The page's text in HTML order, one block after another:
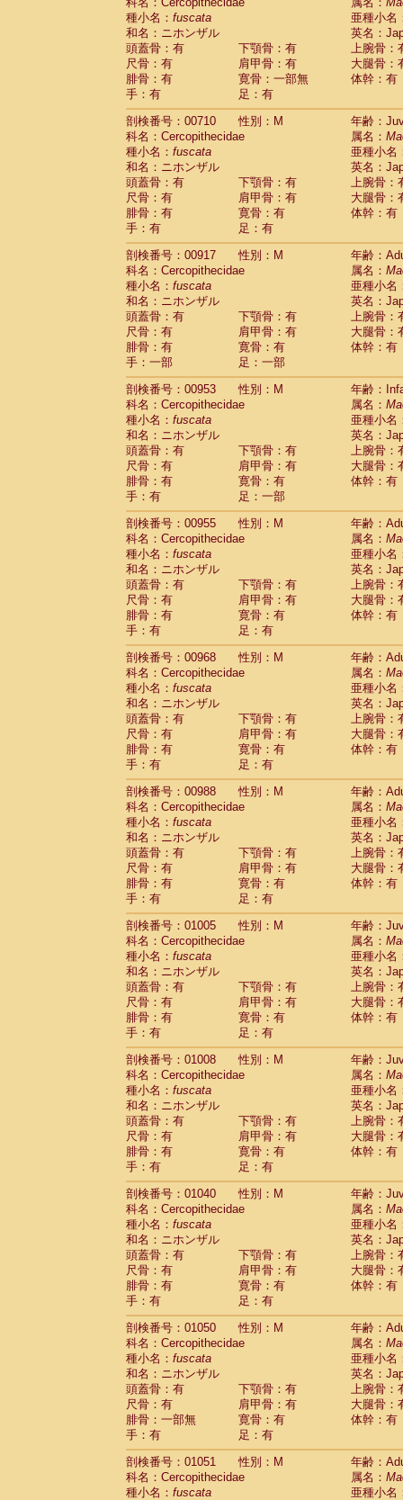
種小名： fuscata
亜種小名
和名：ニホンザル
英名：
頭蓋骨：有
下顎骨：有
上腕骨：
尺骨：有
肩甲骨：有
大腿骨：
腓骨：有
寛骨：一部無
体幹：有
手：有
足：有
剖検番号：00710
性別：M
年齢：
科名：Cercopithecidae
属名：
種小名： fuscata
亜種小名
和名：ニホンザル
英名：
頭蓋骨：有
下顎骨：有
上腕骨：
尺骨：有
肩甲骨：有
大腿骨：
腓骨：有
寛骨：有
体幹：有
手：有
足：有
剖検番号：00917
性別：M
年齢：
科名：Cercopithecidae
属名：
種小名： fuscata
亜種小名
和名：ニホンザル
英名：
頭蓋骨：有
下顎骨：有
上腕骨：
尺骨：有
肩甲骨：有
大腿骨：
腓骨：有
寛骨：有
体幹：有
手：一部
足：一部
剖検番号：00953
性別：M
年齢：
科名：Cercopithecidae
属名：
種小名： fuscata
亜種小名
和名：ニホンザル
英名：
頭蓋骨：有
下顎骨：有
上腕骨：
尺骨：有
肩甲骨：有
大腿骨：
腓骨：有
寛骨：有
体幹：有
手：有
足：一部
剖検番号：00955
性別：M
年齢：
科名：Cercopithecidae
属名：
種小名： fuscata
亜種小名
和名：ニホンザル
英名：
頭蓋骨：有
下顎骨：有
上腕骨：
尺骨：有
肩甲骨：有
大腿骨：
腓骨：有
寛骨：有
体幹：有
手：有
足：有
剖検番号：00968
性別：M
年齢：
科名：Cercopithecidae
属名：
種小名： fuscata
亜種小名
和名：ニホンザル
英名：
頭蓋骨：有
下顎骨：有
上腕骨：
尺骨：有
肩甲骨：有
大腿骨：
腓骨：有
寛骨：有
体幹：有
手：有
足：有
剖検番号：00988
性別：M
年齢：
科名：Cercopithecidae
属名：
種小名： fuscata
亜種小名
和名：ニホンザル
英名：
頭蓋骨：有
下顎骨：有
上腕骨：
尺骨：有
肩甲骨：有
大腿骨：
腓骨：有
寛骨：有
体幹：有
手：有
足：有
剖検番号：01005
性別：M
年齢：
科名：Cercopithecidae
属名：
種小名： fuscata
亜種小名
和名：ニホンザル
英名：
頭蓋骨：有
下顎骨：有
上腕骨：
尺骨：有
肩甲骨：有
大腿骨：
腓骨：有
寛骨：有
体幹：有
手：有
足：有
剖検番号：01008
性別：M
年齢：
科名：Cercopithecidae
属名：
種小名： fuscata
亜種小名
和名：ニホンザル
英名：
頭蓋骨：有
下顎骨：有
上腕骨：
尺骨：有
肩甲骨：有
大腿骨：
腓骨：有
寛骨：有
体幹：有
手：有
足：有
剖検番号：01040
性別：M
年齢：
科名：Cercopithecidae
属名：
種小名： fuscata
亜種小名
和名：ニホンザル
英名：
頭蓋骨：有
下顎骨：有
上腕骨：
尺骨：有
肩甲骨：有
大腿骨：
腓骨：有
寛骨：有
体幹：有
手：有
足：有
剖検番号：01050
性別：M
年齢：
科名：Cercopithecidae
属名：
種小名： fuscata
亜種小名
和名：ニホンザル
英名：
頭蓋骨：有
下顎骨：有
上腕骨：
尺骨：有
肩甲骨：有
大腿骨：
腓骨：一部無
寛骨：有
体幹：有
手：有
足：有
剖検番号：01051
性別：M
年齢：
科名：Cercopithecidae
属名：
種小名： fuscata
亜種小名